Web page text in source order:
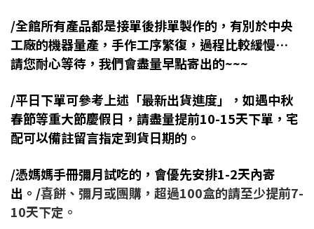
/全館所有產品都是接單後排單製作的，有別於中央
工廠的機器量產，手作工序繁復，過程比較緩慢…
請您耐心等待，我們會盡量早點寄出的~~~
/平日下單可參考上述「最新出貨進度」，如遇中秋
春節等重大節慶假日，請盡量提前10-15天下單，宅
配可以備註留言指定到貨日期的。
/憑媽媽手冊彌月試吃的，會優先安排1-2天內寄
出。/喜餅、彌月或團購，超過100盒的請至少提前7-
10天下定。